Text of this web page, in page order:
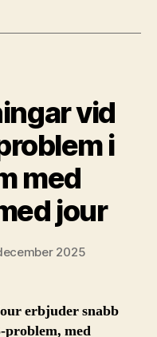
vid
i
med
jour
2025
erbjuder snabb
med